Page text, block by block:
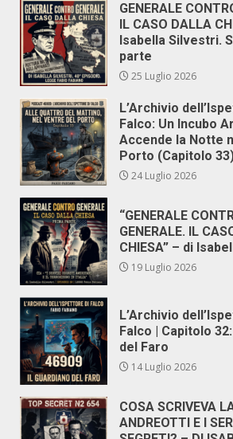
GENERALE
IL CASO DALLA
Isabella Silvestri.
parte
25 Luglio 2026
L’Archivio
Falco: Un Incubo
Accende la Notte
Porto (Capitolo
24 Luglio 2026
“GENERALE
GENERALE. IL
CHIESA” – di
19 Luglio 2026
L’Archivio
Falco | Capitolo
del Faro
14 Luglio 2026
COSA SCRIVEVA
ANDREOTTI E I